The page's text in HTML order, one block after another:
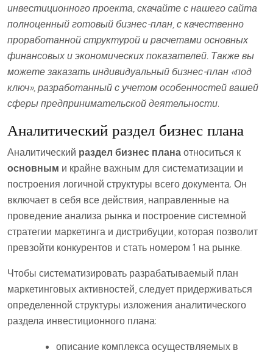
инвестиционного проекта, скачайте с нашего сайта
полноценный готовый бизнес-план, с качественно
проработанной структурой и расчетами основных
финансовых и экономических показателей. Также вы
можете заказать индивидуальный бизнес-план «под
ключ», разработанный с учетом особенностей вашей
сферы предпринимательской деятельности.
Аналитический раздел бизнес плана
Аналитический раздел бизнес плана относиться к
основным и крайне важным для систематизации и
построения логичной структуры всего документа. Он
включает в себя все действия, направленные на
проведение анализа рынка и построение системной
стратегии маркетинга и дистрибуции, которая позволит
превзойти конкурентов и стать номером 1 на рынке.
Чтобы систематизировать разрабатываемый план
маркетинговых активностей, следует придерживаться
определенной структуры изложения аналитического
раздела инвестиционного плана:
описание комплекса осуществляемых в